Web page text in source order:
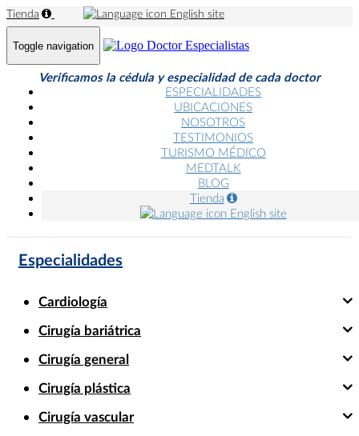
Tienda English site
Toggle navigation
Verificamos la cédula y especialidad de cada doctor
ESPECIALIDADES
UBICACIONES
NOSOTROS
TESTIMONIOS
TURISMO MÉDICO
MEDTALK
BLOG
Tienda
English site
Especialidades
Cardiología
Cirugía bariátrica
Cirugía general
Cirugía plástica
Cirugía vascular